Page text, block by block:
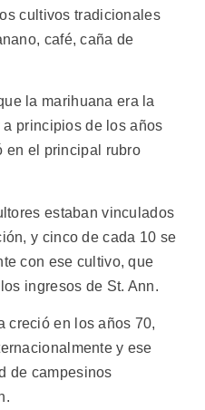
cultivos tradicionales
café, caña de
la marihuana era la
principios de los años
en el principal rubro
estaban vinculados
y cinco de cada 10 se
con ese cultivo, que
ingresos de St. Ann.
creció en los años 70,
y ese
de campesinos